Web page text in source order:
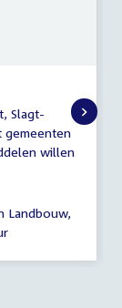
Slagt-
gemeenten
willen
Landbouw,